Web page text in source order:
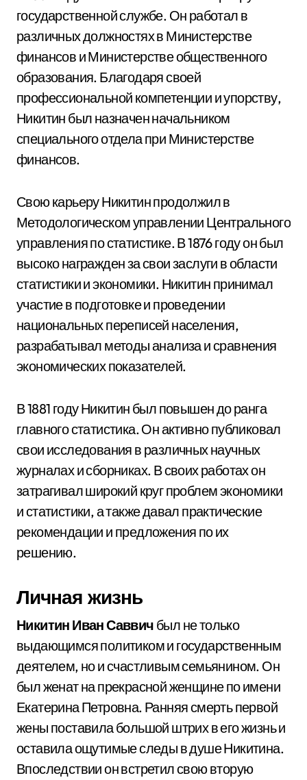
государственной службе. Он работал в
различных должностях в Министерстве
финансов и Министерстве общественного
образования. Благодаря своей
профессиональной компетенции и упорству,
Никитин был назначен начальником
специального отдела при Министерстве
финансов.
Свою карьеру Никитин продолжил в
Методологическом управлении Центрального
управления по статистике. В 1876 году он был
высоко награжден за свои заслуги в области
статистики и экономики. Никитин принимал
участие в подготовке и проведении
национальных переписей населения,
разрабатывал методы анализа и сравнения
экономических показателей.
В 1881 году Никитин был повышен до ранга
главного статистика. Он активно публиковал
свои исследования в различных научных
журналах и сборниках. В своих работах он
затрагивал широкий круг проблем экономики
и статистики, а также давал практические
рекомендации и предложения по их
решению.
Личная жизнь
Никитин Иван Саввич был не только
выдающимся политиком и государственным
деятелем, но и счастливым семьянином. Он
был женат на прекрасной женщине по имени
Екатерина Петровна. Ранняя смерть первой
жены поставила большой штрих в его жизнь и
оставила ощутимые следы в душе Никитина.
Впоследствии он встретил свою вторую